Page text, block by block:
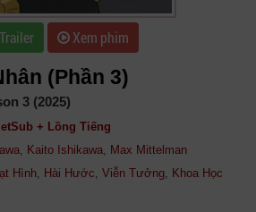
Trailer Xem phim
(Phần 3)
3 (2025)
+ Lồng Tiếng
, Kaito Ishikawa, Max Mittelman
Hình, Hài Hước, Viễn Tưởng, Khoa Học